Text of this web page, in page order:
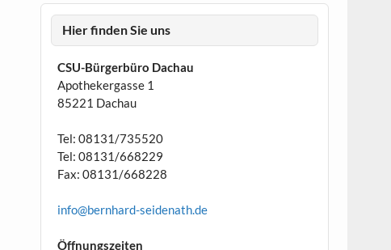
Hier finden Sie uns
CSU-Bürgerbüro Dachau
Apothekergasse 1
85221 Dachau
Tel: 08131/735520
Tel: 08131/668229
Fax: 08131/668228
info@bernhard-seidenath.de
Öffnungszeiten